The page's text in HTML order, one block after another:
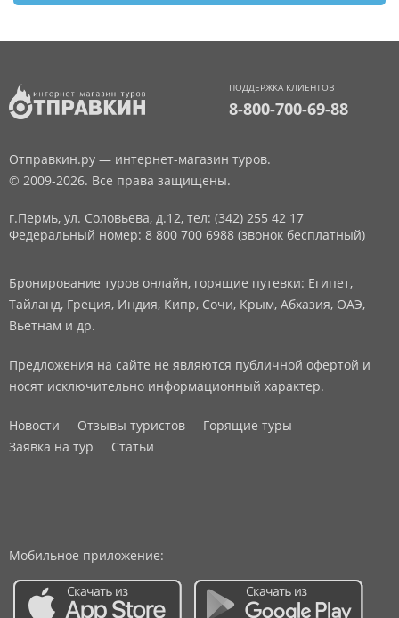
ПОДДЕРЖКА КЛИЕНТОВ
8-800-700-69-88
Отправкин.ру — интернет-магазин туров.
© 2009-2026. Все права защищены.
г.Пермь, ул. Соловьева, д.12, тел: (342) 255 42 17
Федеральный номер: 8 800 700 6988 (звонок бесплатный)
Бронирование туров онлайн, горящие путевки: Египет,
Тайланд, Греция, Индия, Кипр, Сочи, Крым, Абхазия, ОАЭ,
Вьетнам и др.
Предложения на сайте не являются публичной офертой и
носят исключительно информационный характер.
Новости Отзывы туристов
Горящие туры
Заявка на тур
Статьи
Мобильное приложение: